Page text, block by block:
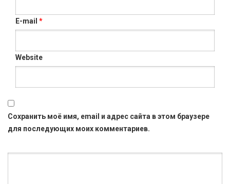
E-mail *
Website
Сохранить моё имя, email и адрес сайта в этом браузере
для последующих моих комментариев.